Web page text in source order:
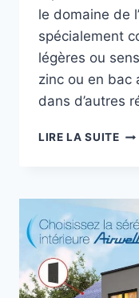
le domaine de
spécialement
légères ou
zinc ou en bac
dans d’autres
LIRE LA SUITE LES